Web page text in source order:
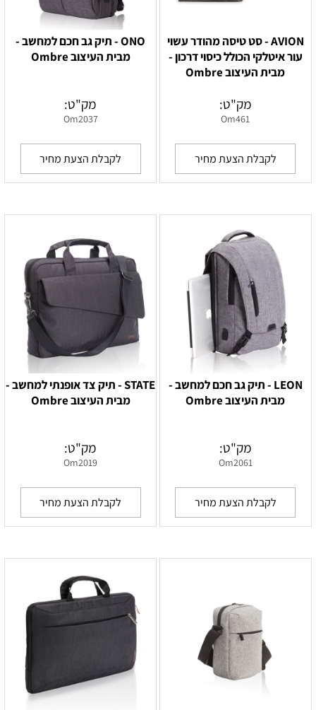
AVION - סט טיסה מהודר עשוי
עור איטלקי הכולל כיסוי דרכון -
מבית העיצוב Ombre
מק"ט:
Om461
לקבלת הצעת מחיר
ONO - תיק גב חכם למחשב -
מבית העיצוב Ombre
מק"ט:
Om2037
לקבלת הצעת מחיר
LEON - תיק גב חכם למחשב -
מבית העיצוב Ombre
מק"ט:
Om2061
לקבלת הצעת מחיר
STATE - תיק צד אופנתי למחשב -
מבית העיצוב Ombre
מק"ט:
Om2019
לקבלת הצעת מחיר